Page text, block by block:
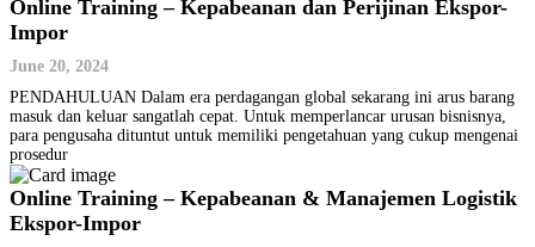
Online Training – Kepabeanan dan Perijinan Ekspor-
Impor
June 20, 2024
PENDAHULUAN Dalam era perdagangan global sekarang ini arus barang
masuk dan keluar sangatlah cepat. Untuk memperlancar urusan bisnisnya,
para pengusaha dituntut untuk memiliki pengetahuan yang cukup mengenai
prosedur
Online Training – Kepabeanan & Manajemen Logistik
Ekspor-Impor